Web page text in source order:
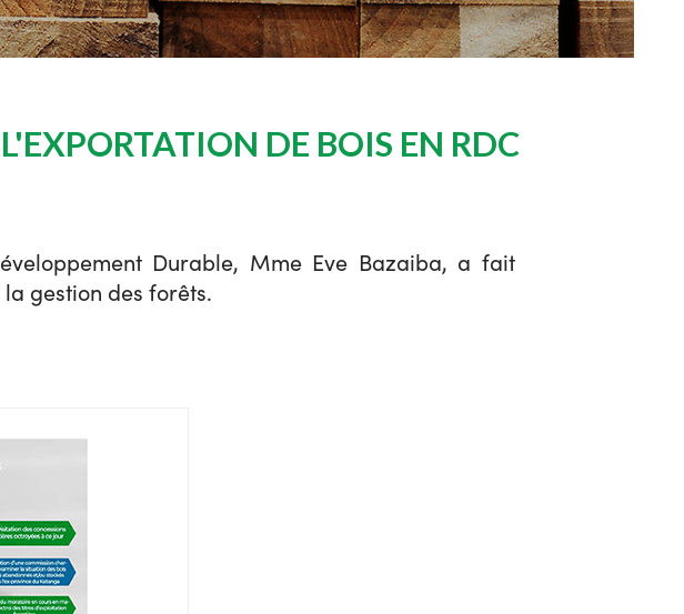
DE BOIS EN RDC
Durable, Mme Eve Bazaiba, a fait
gestion des forêts.